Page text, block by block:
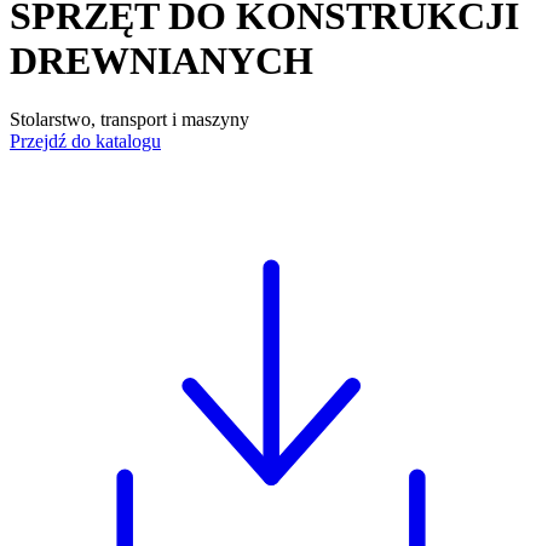
SPRZĘT DO KONSTRUKCJI
DREWNIANYCH
Stolarstwo, transport i maszyny
Przejdź do katalogu